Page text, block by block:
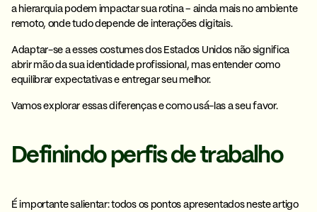
a hierarquia podem impactar sua rotina – ainda mais no ambiente
remoto, onde tudo depende de interações digitais.
Adaptar-se a esses costumes dos Estados Unidos não significa
abrir mão da sua identidade profissional, mas entender como
equilibrar expectativas e entregar seu melhor.
Vamos explorar essas diferenças e como usá-las a seu favor.
Definindo perfis de trabalho
É importante salientar: todos os pontos apresentados neste artigo